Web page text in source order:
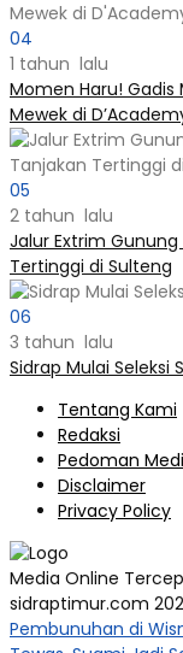
04
1 tahun lalu
Momen Haru! Gadis
Mewek di
05
2 tahun lalu
Jalur Extrim
Tertinggi di Sulteng
06
3 tahun lalu
Sidrap Mulai Seleksi
Tentang Kami
Redaksi
Pedoman
Disclaimer
Privacy Policy
Media Online
sidraptimur.com
Pembunuhan di